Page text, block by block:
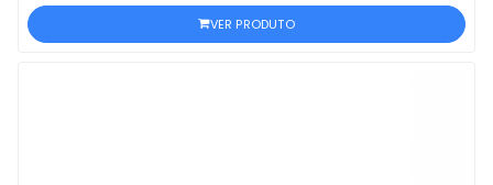
VER PRODUTO